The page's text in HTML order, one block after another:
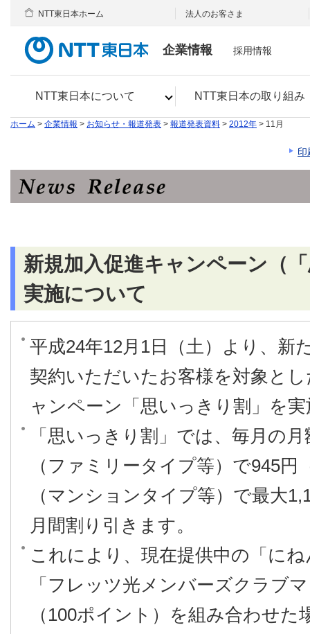
企業情報
NTT東日本について NTT東日本の取り組み
NTT東日本ホーム 法人のお客さま
採用情報
ホーム > 企業情報 > お知らせ・報道発表 > 報道発表資料 > 2012年 > 11月
印
新規加入促進キャンペーン（
実施について
平成24年12月1日（土）より、新
契約いただいたお客様を対象と
ャンペーン「思いっきり割」を
「思いっきり割」では、毎月の
（ファミリータイプ等）で945円
（マンションタイプ等）で最大
月間割り引きます。
これにより、現在提供中の「に
「フレッツ光メンバーズクラブ
（100ポイント）を組み合わせた